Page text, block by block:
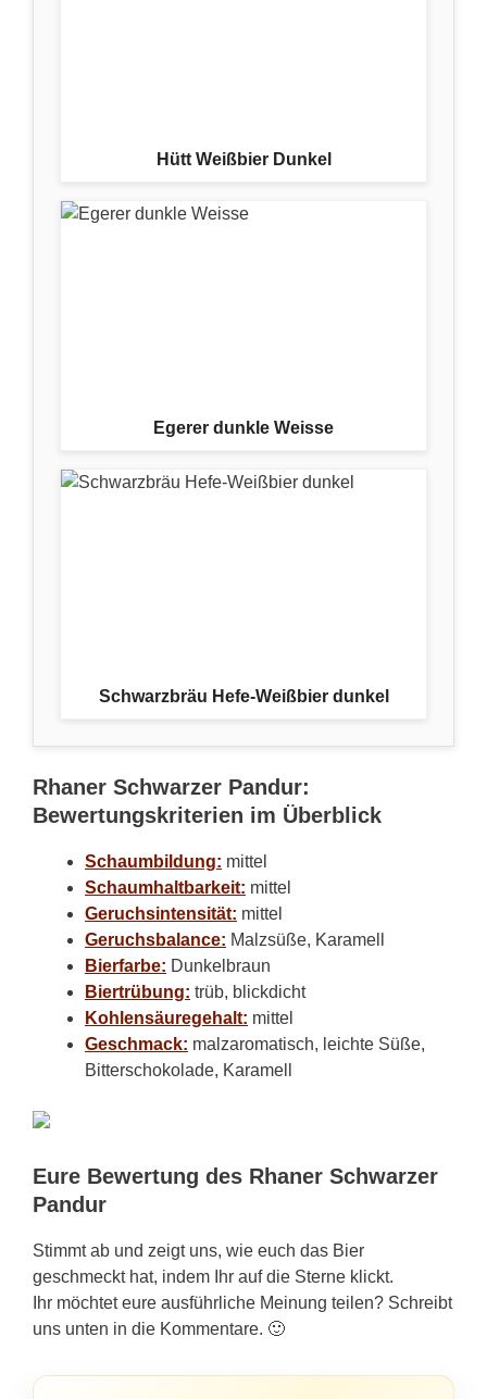
Hütt Weißbier Dunkel
Egerer dunkle Weisse
Schwarzbräu Hefe-Weißbier dunkel
Rhaner Schwarzer Pandur:
Bewertungskriterien im Überblick
Schaumbildung: mittel
Schaumhaltbarkeit: mittel
Geruchsintensität: mittel
Geruchsbalance: Malzsüße, Karamell
Bierfarbe: Dunkelbraun
Biertrübung: trüb, blickdicht
Kohlensäuregehalt: mittel
Geschmack: malzaromatisch, leichte Süße,
Bitterschokolade, Karamell
Eure Bewertung des Rhaner Schwarzer
Pandur
Stimmt ab und zeigt uns, wie euch das Bier
geschmeckt hat, indem Ihr auf die Sterne klickt.
Ihr möchtet eure ausführliche Meinung teilen? Schreibt
uns unten in die Kommentare. 🙂